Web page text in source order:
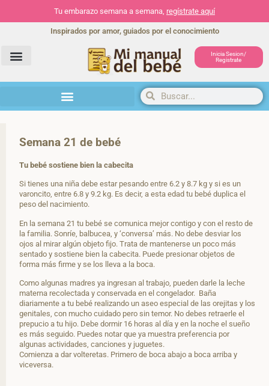
Tu embarazo semana a semana, regístrate aquí
Inspirados por amor, guiados por el conocimiento
Inicia Sesion/
Registrate
Semana 21 de bebé
Tu bebé sostiene bien la cabecita
Si tienes una niña debe estar pesando entre 6.2 y 8.7 kg y si es un
varoncito, entre 6.8 y 9.2 kg. Es decir, a esta edad tu bebé duplica el
peso del nacimiento.
En la semana 21 tu bebé se comunica mejor contigo y con el resto de
la familia. Sonríe, balbucea, y ‘conversa’ más. No debe desviar los
ojos al mirar algún objeto fijo. Trata de mantenerse un poco más
sentado y sostiene bien la cabecita. Puede presionar objetos de
forma más firme y se los lleva a la boca.
Como algunas madres ya ingresan al trabajo, pueden darle la leche
materna recolectada y conservada en el congelador. Baña
diariamente a tu bebé realizando un aseo especial de las orejitas y los
genitales, con mucho cuidado pero sin temor. No debes retraerle el
prepucio a tu hijo. Debe dormir 16 horas al día y en la noche el sueño
es más seguido. Puedes notar que ya muestra preferencia por
algunas actividades, canciones y juguetes.
Comienza a dar volteretas. Primero de boca abajo a boca arriba y
viceversa.